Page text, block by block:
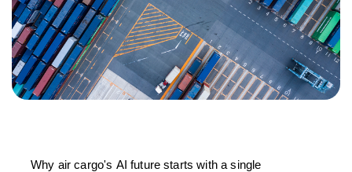
Why air cargo's AI future starts with a single